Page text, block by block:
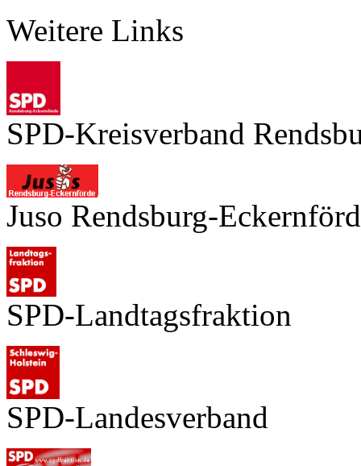
Weitere Links
SPD-Kreisverband
Juso Rendsburg-
SPD-Landtagsfraktion
SPD-Landesverband